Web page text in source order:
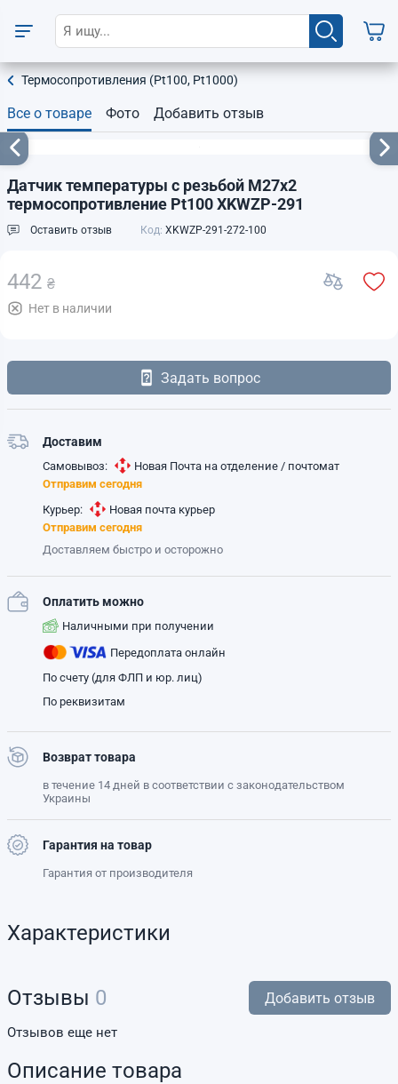
Термосопротивления (Pt100, Pt1000)
Все о товаре Фото Добавить отзыв
Датчик температуры с резьбой М27х2
термосопротивление Pt100 XKWZP-291
Оставить отзыв Код: XKWZP-291-272-100
442 ₴
Нет в наличии
Задать вопрос
Доставим
Самовывоз:
Новая Почта на отделение / почтомат
Отправим сегодня
Курьер:
Новая почта курьер
Отправим сегодня
Доставляем быстро и осторожно
Оплатить можно
Наличными при получении
Передоплата онлайн
По счету (для ФЛП и юр. лиц)
По реквизитам
Возврат товара
в течение 14 дней в соответствии с законодательством
Украины
Гарантия на товар
Гарантия от производителя
Характеристики
Отзывы 0 Добавить отзыв
Отзывов еще нет
Описание товара